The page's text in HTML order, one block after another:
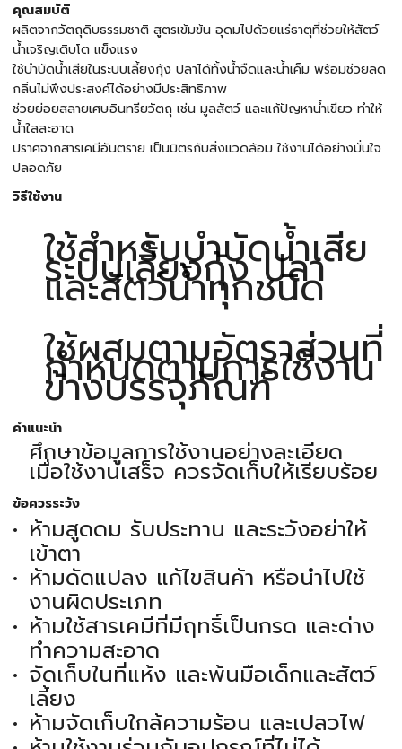
คุณสมบัติ
ผลิตจากวัตถุดิบธรรมชาติ สูตรเข้มข้น อุดมไปด้วยแร่ธาตุที่ช่วยให้สัตว์
น้ำเจริญเติบโต แข็งแรง
ใช้บำบัดน้ำเสียในระบบเลี้ยงกุ้ง ปลาได้ทั้งน้ำจืดและน้ำเค็ม พร้อมช่วยลด
กลิ่นไม่พึงประสงค์ได้อย่างมีประสิทธิภาพ
ช่วยย่อยสลายเศษอินทรียวัตถุ เช่น มูลสัตว์ และแก้ปัญหาน้ำเขียว ทำให้
น้ำใสสะอาด
ปราศจากสารเคมีอันตราย เป็นมิตรกับสิ่งแวดล้อม ใช้งานได้อย่างมั่นใจ
ปลอดภัย
วิธีใช้งาน
ใช้สำหรับบำบัดน้ำเสีย
ระบบเลี้ยงกุ้ง ปลา
และสัตว์น้ำทุกชนิด
ใช้ผสมตามอัตราส่วนที่
กำหนดตามการใช้งาน
ข้างบรรจุภัณฑ์
คำแนะนำ
ศึกษาข้อมูลการใช้งานอย่างละเอียด
เมื่อใช้งานเสร็จ ควรจัดเก็บให้เรียบร้อย
ข้อควรระวัง
ห้ามสูดดม รับประทาน และระวังอย่าให้
เข้าตา
ห้ามดัดแปลง แก้ไขสินค้า หรือนำไปใช้
งานผิดประเภท
ห้ามใช้สารเคมีที่มีฤทธิ์เป็นกรด และด่าง
ทำความสะอาด
จัดเก็บในที่แห้ง และพ้นมือเด็กและสัตว์
เลี้ยง
ห้ามจัดเก็บใกล้ความร้อน และเปลวไฟ